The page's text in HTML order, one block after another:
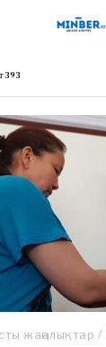
393
жаңалықтар /